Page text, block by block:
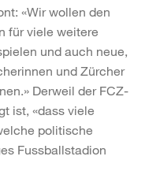
«Wir wollen den
für viele weitere
und auch neue,
und Zürcher
Derweil der FCZ-
ist, «dass viele
politische
Fussballstadion